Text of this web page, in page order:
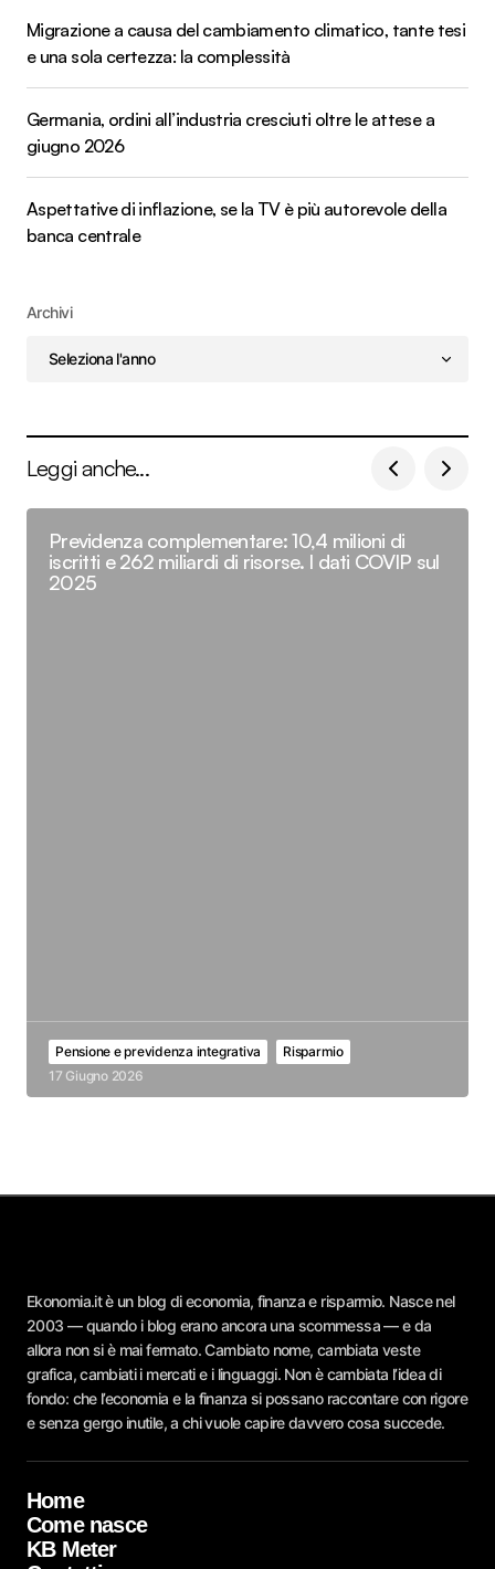
Migrazione a causa del cambiamento climatico, tante tesi
e una sola certezza: la complessità
Germania, ordini all’industria cresciuti oltre le attese a
giugno 2026
Aspettative di inflazione, se la TV è più autorevole della
banca centrale
Archivi
Leggi anche...
Previdenza complementare: 10,4 milioni di
iscritti e 262 miliardi di risorse. I dati COVIP sul
2025
Pensione e previdenza integrativa
Risparmio
17 Giugno 2026
Ekonomia.it è un blog di economia, finanza e risparmio. Nasce nel
2003 — quando i blog erano ancora una scommessa — e da
allora non si è mai fermato. Cambiato nome, cambiata veste
grafica, cambiati i mercati e i linguaggi. Non è cambiata l’idea di
fondo: che l’economia e la finanza si possano raccontare con rigore
e senza gergo inutile, a chi vuole capire davvero cosa succede.
Home
Come nasce
KB Meter